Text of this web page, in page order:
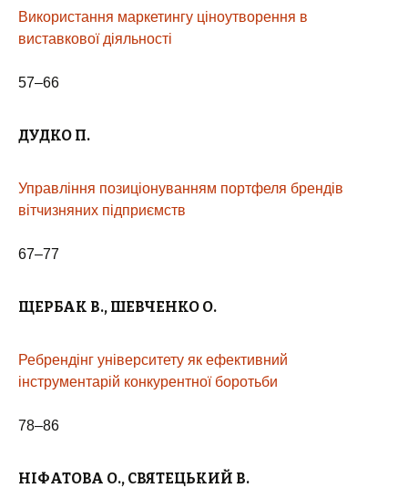
Використання маркетингу ціноутворення в
виставкової діяльності
57–66
ДУДКО П.
Управління позиціонуванням портфеля брендів
вітчизняних підприємств
67–77
ЩЕРБАК В., ШЕВЧЕНКО О.
Ребрендінг університету як ефективний
інструментарій конкурентної боротьби
78–86
НІФАТОВА О., СВЯТЕЦЬКИЙ В.